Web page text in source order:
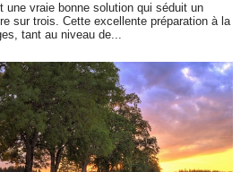
une vraie bonne solution qui séduit un
sur trois. Cette excellente préparation à la
tant au niveau de...